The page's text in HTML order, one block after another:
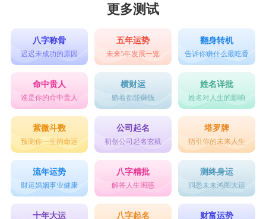
更多测试
八字称骨
迟迟未成功的原因
五年运势
未来5年发展一览
翻身转机
告诉你赚什么最吃香
命中贵人
谁是你的命中贵人
横财运
躺着都能赚钱
姓名详批
姓名对人生的影响
紫微斗数
预测你一生的命运
公司起名
初创公司起名玄机
塔罗牌
指引你的未来人生
流年运势
财运婚姻事业健康
八字精批
解答人生困惑
测终身运
洞悉未来鸿图大运
十年大运 八字起名 财富运势